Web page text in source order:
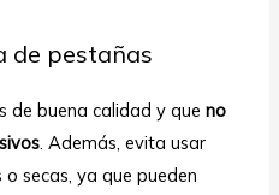
de pestañas
de buena calidad y queno
. Además, evita usar
secas, ya que pueden